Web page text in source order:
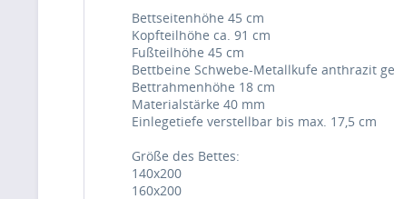
Bettseitenhöhe 45 cm
Kopfteilhöhe ca. 91 cm
Fußteilhöhe 45 cm
Bettbeine Schwebe-Metallkufe anthrazit
Bettrahmenhöhe 18 cm
Materialstärke 40 mm
Einlegetiefe verstellbar bis max. 17,5 cm
Größe des Bettes:
140x200
160x200